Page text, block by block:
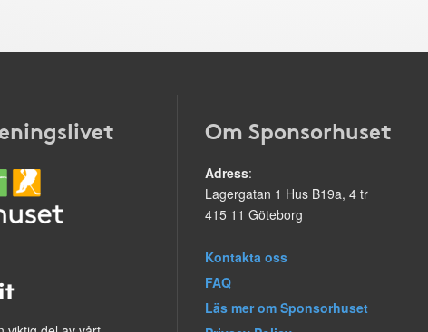
Om Sponsorhuset
Adress:
Lagergatan 1 Hus B19a, 4 tr
415 11 Göteborg
Kontakta oss
FAQ
Läs mer om Sponsorhuset